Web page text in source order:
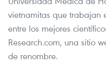
vietnamitas que trabajan
entre los mejores
Research.com, una sitio
de renombre.